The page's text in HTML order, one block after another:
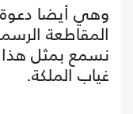
وهي أيضا دعوة
المقاطعة
نسمع بمثل هذا
غياب الملكة.